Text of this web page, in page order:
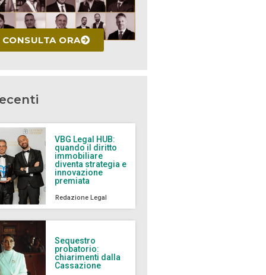
CONSULTA ORA
VBG Legal HUB:
quando il diritto
immobiliare
diventa strategia e
innovazione
premiata
Redazione Legal
Sequestro
probatorio:
chiarimenti dalla
Cassazione